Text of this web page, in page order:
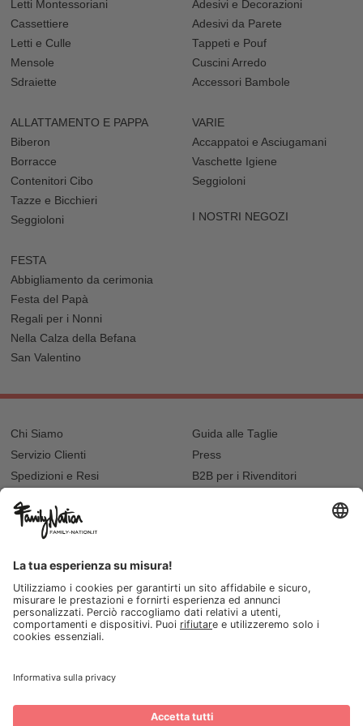
Letti Montessoriani
Cassettiere
Letti e Culle
Mensole
Sdraiette
Adesivi e Decorazioni
Adesivi da Parete
Tappeti e Pouf
Cuscini Arredo
Accessori Bambole
ALLATTAMENTO E PAPPA
Biberon
Borracce
Contenitori Cibo
Tazze e Bicchieri
Seggioloni
VARIE
Accappatoi e Asciugamani
Vaschette Igiene
Seggioloni
I NOSTRI NEGOZI
FESTA
Abbigliamento da cerimonia
Festa del Papà
Regali per i Nonni
Nella Calza della Befana
San Valentino
Chi Siamo
Servizio Clienti
Spedizioni e Resi
Recupero password?
Lista regalo e nascita
Guida alle Taglie
Press
B2B per i Rivenditori